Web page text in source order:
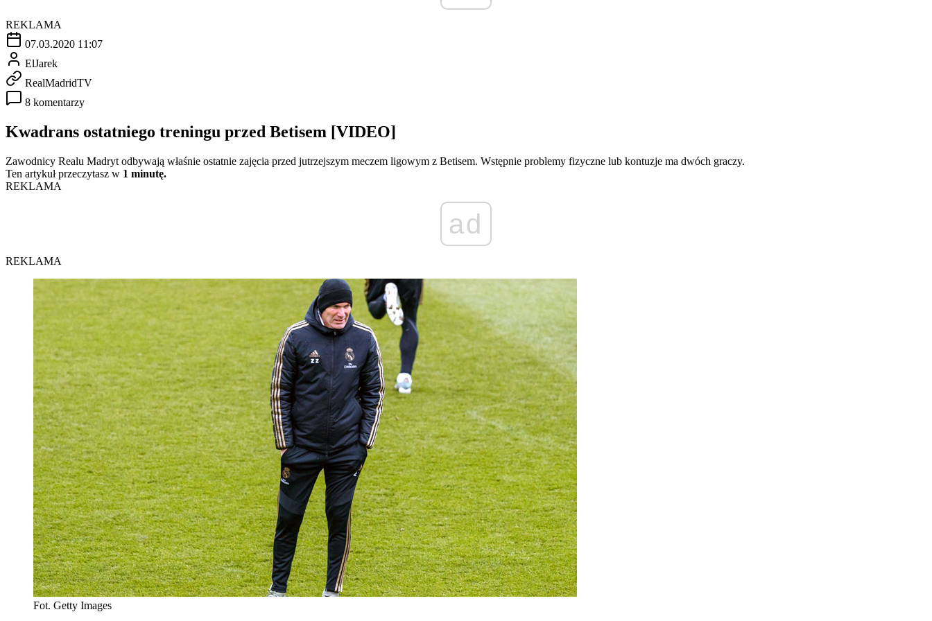
REKLAMA
07.03.2020 11:07
ElJarek
RealMadridTV
8 komentarzy
Kwadrans ostatniego treningu przed Betisem [VIDEO]
Zawodnicy Realu Madryt odbywają właśnie ostatnie zajęcia przed jutrzejszym meczem ligowym z Betisem. Wstępnie problemy fizyczne lub kontuzje ma dwóch graczy.
Ten artykuł przeczytasz w 1 minutę.
REKLAMA
ad
REKLAMA
Fot. Getty Images